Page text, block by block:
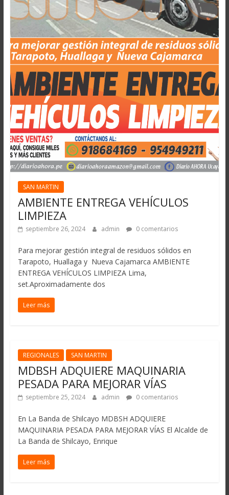
SAN MARTIN
AMBIENTE ENTREGA VEHÍCULOS
LIMPIEZA
septiembre 26, 2024 admin 0 comentarios
Para mejorar gestión integral de residuos sólidos en
Tarapoto, Huallaga y Nueva Cajamarca AMBIENTE
ENTREGA VEHÍCULOS LIMPIEZA Lima,
set.Aproximadamente dos
Leer más
REGIONALES SAN MARTIN
MDBSH ADQUIERE MAQUINARIA
PESADA PARA MEJORAR VÍAS
septiembre 25, 2024 admin 0 comentarios
En La Banda de Shilcayo MDBSH ADQUIERE
MAQUINARIA PESADA PARA MEJORAR VÍAS El Alcalde de
La Banda de Shilcayo, Enrique
Leer más